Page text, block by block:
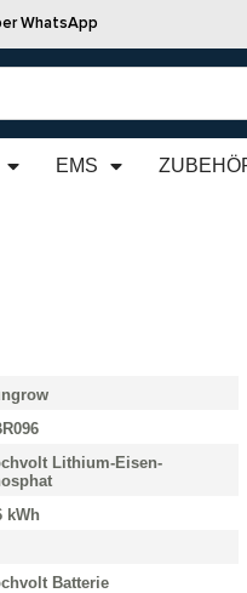
WhatsApp
EMS
Lithium-Eisen-
kWh
Batterie